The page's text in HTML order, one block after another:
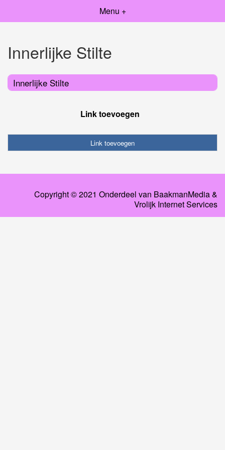
Menu +
Innerlijke Stilte
Innerlijke Stilte
Link toevoegen
Link toevoegen
Copyright © 2021 Onderdeel van BaakmanMedia&
Vrolijk Internet Services